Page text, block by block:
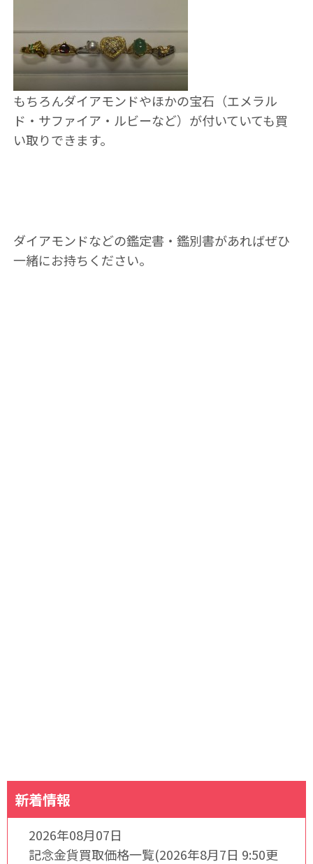
もちろんダイアモンドやほかの宝石（エメラル
ド・サファイア・ルビーなど）が付いていても買
い取りできます。
ダイアモンドなどの鑑定書・鑑別書があればぜひ
一緒にお持ちください。
新着情報
2026年08月07日
記念金貨買取価格一覧(2026年8月7日 9:50更